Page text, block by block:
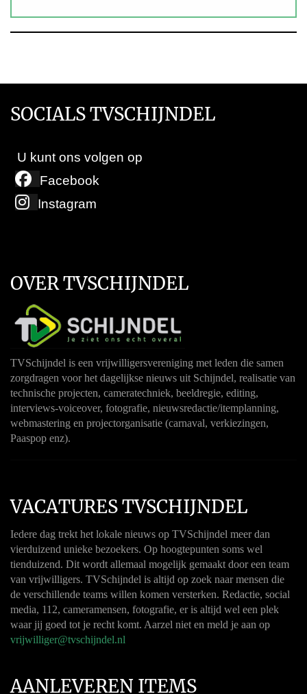
SOCIALS TVSCHIJNDEL
U kunt ons volgen op
Facebook
Instagram
OVER TVSCHIJNDEL
TVSchijndel is een vrijwilligersvereniging met leden die samen
zorgdragen voor het dagelijkse nieuws uit Schijndel, realisatie van
technische projecten, cameratechniek, beeldregie, editing,
interviews-voiceover, fotografie, nieuwsredactie/itemplanning,
webmastering en projectorganisatie (carnaval, verkiezingen,
Paaspop enz).
VACATURES TVSCHIJNDEL
Iedere dag trekt het lokale nieuws op TVSchijndel meer dan
vierduizend unieke bezoekers. Op hoogtepunten soms wel
tienduizend. Dit wordt allemaal mogelijk gemaakt door een team
van vrijwilligers. TVSchijndel is altijd op zoek naar mensen die
de verschillende teams willen komen versterken. Redactie, social
media, 112, cameramensen, fotografie, er is altijd wel een plek
waar jij goed tot je recht komt. Aarzel niet en meld je aan op
vrijwilliger@tvschijndel.nl
AANLEVEREN ITEMS